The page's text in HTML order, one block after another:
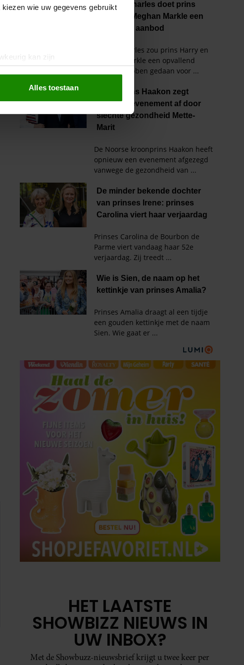
wie uw gegevens gebruikt
kan zijn
(fingerprinting)
media te bieden en om ons
onze partners voor social
informatie die u aan ze heeft
akkoord met onze cookies als u
Alles toestaan
HET LAATSTE
SHOWBIZZ NIEUWS IN
UW INBOX?
Met de Showbuzz-nieuwsbrief krijgt u twee keer per